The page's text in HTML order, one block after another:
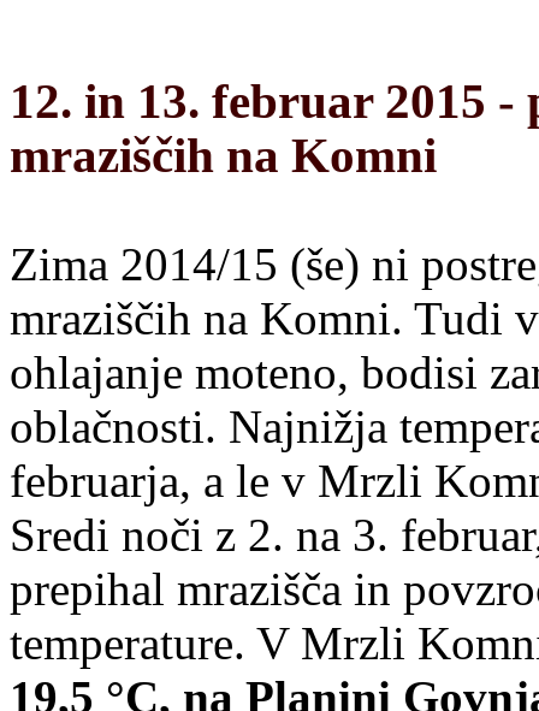
12. in 13. februar 2015
mraziščih na Komni
Zima 2014/15 (še) ni
mraziščih na Komni. Tudi
ohlajanje moteno, bodisi
oblačnosti. Najnižja
februarja, a le v Mrzli
Sredi noči z 2. na 3.
prepihal mrazišča in
temperature. V Mrzli
19,5 °C, na Planini